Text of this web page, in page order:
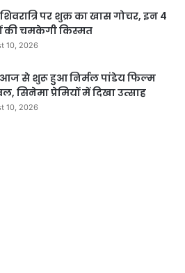
पर शुक्र का खास गोचर, इन 4
की चमकेगी किस्मत
10, 2026
से शुरू हुआ निर्मल पांडेय फिल्म
सिनेमा प्रेमियों में दिखा उत्साह
10, 2026